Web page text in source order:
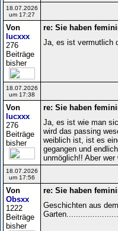
18.07.2026
um 17:27
Von
lucxxx
276
Beiträge
bisher
re: Sie haben
Ja, es ist vermutlich
18.07.2026
um 17:38
Von
lucxxx
276
Beiträge
bisher
re: Sie haben
Ja, es ist wie man
wird das passing
weiblich ist, ist es
gegangen und
unmöglich!! Aber wer
18.07.2026
um 17:56
Von
Obsxx
1222
Beiträge
bisher
re: Sie haben
Geschichten aus